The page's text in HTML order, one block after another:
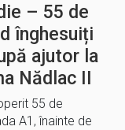
– 55 de
înghesuiți
ajutor la
Nădlac II
55 de
A1, înainte de